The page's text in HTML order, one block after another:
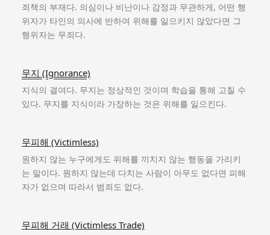
죄책의 부재다. 의심이나 비난이나 감정과 무관하게, 어떤 행
위자가 타인의 의사에 반하여 위해를 일으키지 않았다면 그
행위자는 무죄다.
무지 (Ignorance)
지식의 결여다. 무지는 정상적인 것이며 학습을 통해 고칠 수
있다. 무지를 지식이라 가장하는 것은 위해를 일으킨다.
무피해 (Victimless)
원하지 않는 누구에게도 위해를 끼치지 않는 행동을 가리키
는 말이다. 원하지 않는데 다치는 사람이 아무도 없다면 피해
자가 없으며 따라서 범죄도 없다.
무피해 거래 (Victimless Trade)